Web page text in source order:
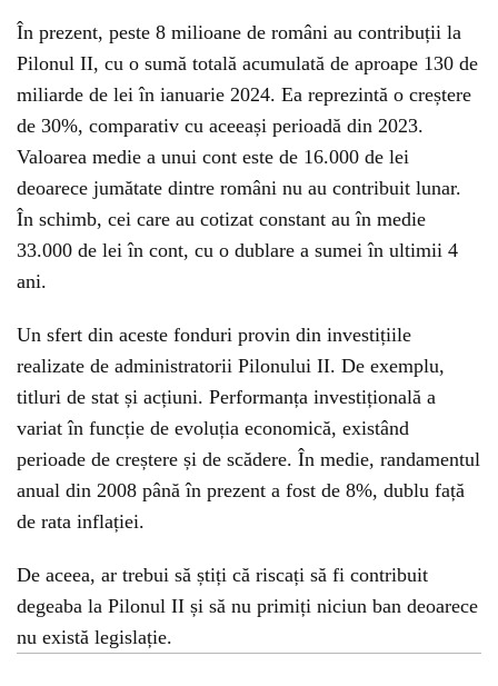
În prezent, peste 8 milioane de români au contribuții la
Pilonul II, cu o sumă totală acumulată de aproape 130 de
miliarde de lei în ianuarie 2024. Ea reprezintă o creștere
de 30%, comparativ cu aceeași perioadă din 2023.
Valoarea medie a unui cont este de 16.000 de lei
deoarece jumătate dintre români nu au contribuit lunar.
În schimb, cei care au cotizat constant au în medie
33.000 de lei în cont, cu o dublare a sumei în ultimii 4
ani.
Un sfert din aceste fonduri provin din investițiile
realizate de administratorii Pilonului II. De exemplu,
titluri de stat și acțiuni. Performanța investițională a
variat în funcție de evoluția economică, existând
perioade de creștere și de scădere. În medie, randamentul
anual din 2008 până în prezent a fost de 8%, dublu față
de rata inflației.
De aceea, ar trebui să știți că riscați să fi contribuit
degeaba la Pilonul II și să nu primiți niciun ban deoarece
nu există legislație.